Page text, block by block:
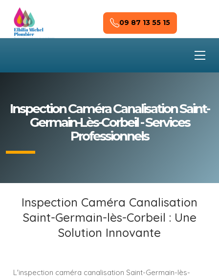
Skip to main content
09 87 13 55 15
Inspection Caméra Canalisation Saint-
Germain-Lès-Corbeil - Services
Professionnels
Inspection Caméra Canalisation
Saint-Germain-lès-Corbeil : Une
Solution Innovante
L'inspection caméra canalisation Saint-Germain-lès-